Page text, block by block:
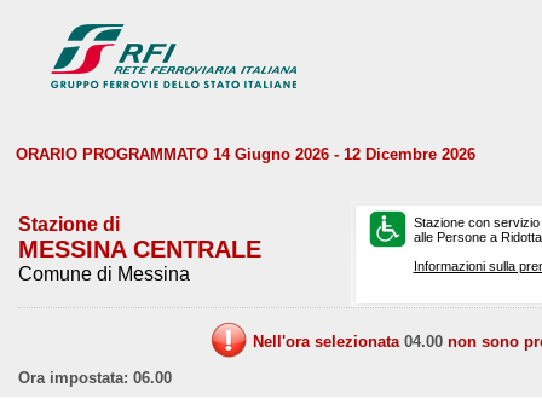
ORARIO PROGRAMMATO 14 Giugno 2026 - 12 Dicembre 2026
Stazione di
MESSINA CENTRALE
Comune di Messina
Stazione con
alle Persone a
Informazioni sulla
Nell'ora selezionata 04.00 non sono
Ora impostata: 06.00